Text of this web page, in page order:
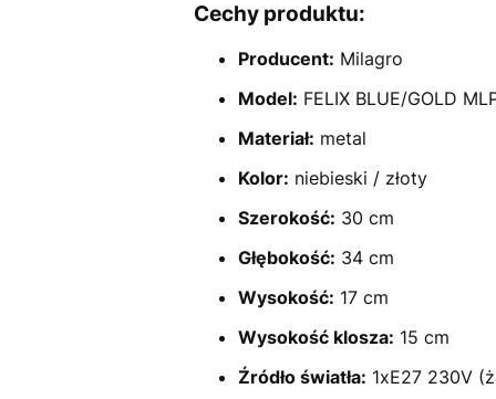
Cechy produktu:
Producent: Milagro
Model: FELIX BLUE/GOLD
Materiał: metal
Kolor: niebieski / złoty
Szerokość: 30 cm
Głębokość: 34 cm
Wysokość: 17 cm
Wysokość klosza: 15 cm
Źródło światła: 1xE27 230V